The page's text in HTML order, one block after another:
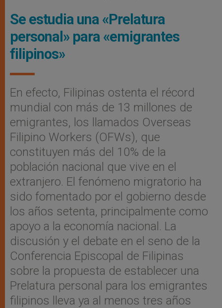
Se estudia una «Prelatura
personal» para «emigrantes
filipinos»
En efecto, Filipinas ostenta el récord
mundial con más de 13 millones de
emigrantes, los llamados Overseas
Filipino Workers (OFWs), que
constituyen más del 10% de la
población nacional que vive en el
extranjero. El fenómeno migratorio ha
sido fomentado por el gobierno desde
los años setenta, principalmente como
apoyo a la economía nacional. La
discusión y el debate en el seno de la
Conferencia Episcopal de Filipinas
sobre la propuesta de establecer una
Prelatura personal para los emigrantes
filipinos lleva ya al menos tres años